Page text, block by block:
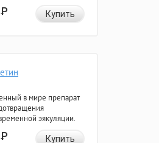
Р Купить
в мире препарат
эякуляции.
Р Купить